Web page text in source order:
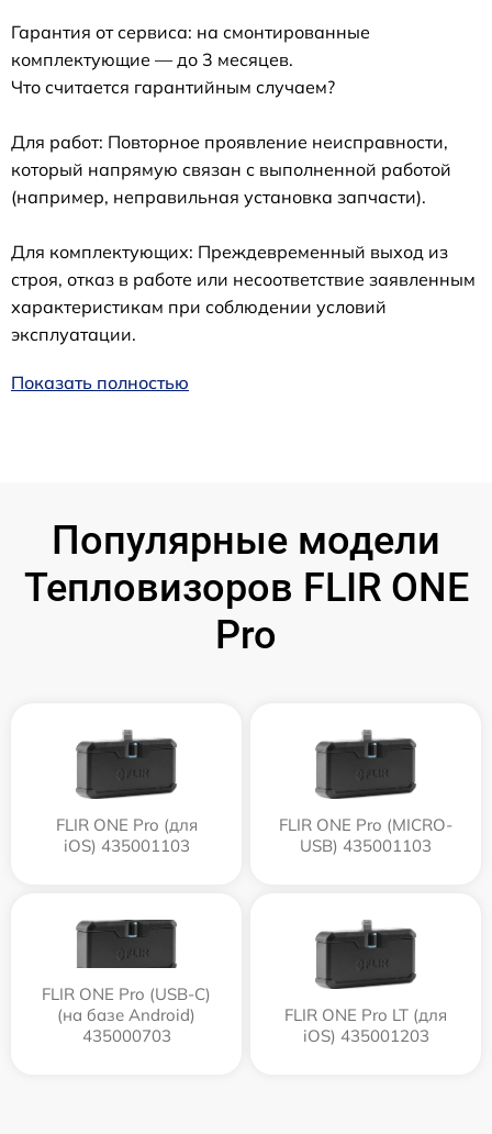
Гарантия от сервиса: на смонтированные
комплектующие — до 3 месяцев.
Что считается гарантийным случаем?
Для работ: Повторное проявление неисправности,
который напрямую связан с выполненной работой
(например, неправильная установка запчасти).
Для комплектующих: Преждевременный выход из
строя, отказ в работе или несоответствие заявленным
характеристикам при соблюдении условий
эксплуатации.
Показать полностью
Популярные модели
Тепловизоров FLIR ONE
Pro
FLIR ONE Pro (для
iOS) 435001103
FLIR ONE Pro (MICRO-
USB) 435001103
FLIR ONE Pro (USB-C)
(на базе Android)
435000703
FLIR ONE Pro LT (для
iOS) 435001203